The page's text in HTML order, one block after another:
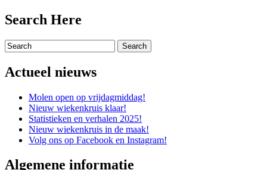
Search Here
Actueel nieuws
Molen open op vrijdagmiddag!
Nieuw wiekenkruis klaar!
Statistieken en verhalen 2025!
Nieuw wiekenkruis in de maak!
Volg ons op Facebook en Instagram!
Algemene informatie